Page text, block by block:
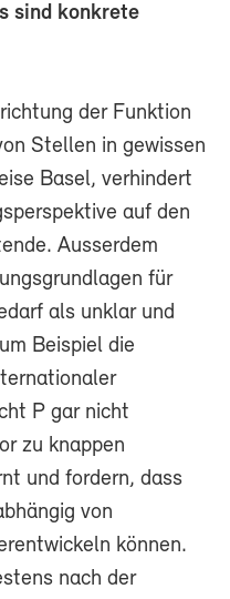
sind konkrete
der Funktion
Stellen in gewissen
Basel, verhindert
auf den
Ausserdem
für
als unklar und
Beispiel die
P gar nicht
zu knappen
und fordern, dass
von
können.
nach der